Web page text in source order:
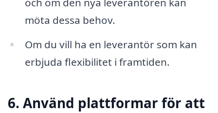
möta dessa behov.
Om du vill ha en leverantör som kan
erbjuda flexibilitet i framtiden.
6. Använd plattformar för att